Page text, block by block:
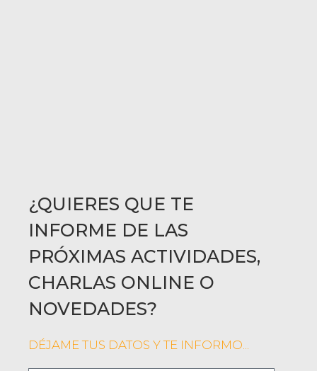
¿QUIERES QUE TE
INFORME DE LAS
PRÓXIMAS ACTIVIDADES,
CHARLAS ONLINE O
NOVEDADES?
DÉJAME TUS DATOS Y TE INFORMO...